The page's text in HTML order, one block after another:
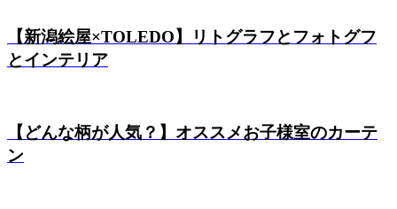
【新潟絵屋×TOLEDO】リトグラフとフォトグフ
とインテリア
【どんな柄が人気？】オススメお子様室のカーテ
ン